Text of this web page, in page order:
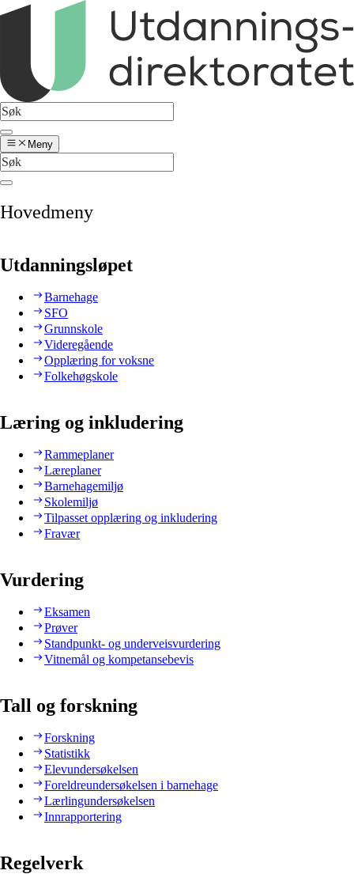
Meny
Hovedmeny
Utdanningsløpet
Barnehage
SFO
Grunnskole
Videregående
Opplæring for voksne
Folkehøgskole
Læring og inkludering
Rammeplaner
Læreplaner
Barnehagemiljø
Skolemiljø
Tilpasset opplæring og inkludering
Fravær
Vurdering
Eksamen
Prøver
Standpunkt- og underveisvurdering
Vitnemål og kompetansebevis
Tall og forskning
Forskning
Statistikk
Elevundersøkelsen
Foreldreundersøkelsen i barnehage
Lærlingundersøkelsen
Innrapportering
Regelverk